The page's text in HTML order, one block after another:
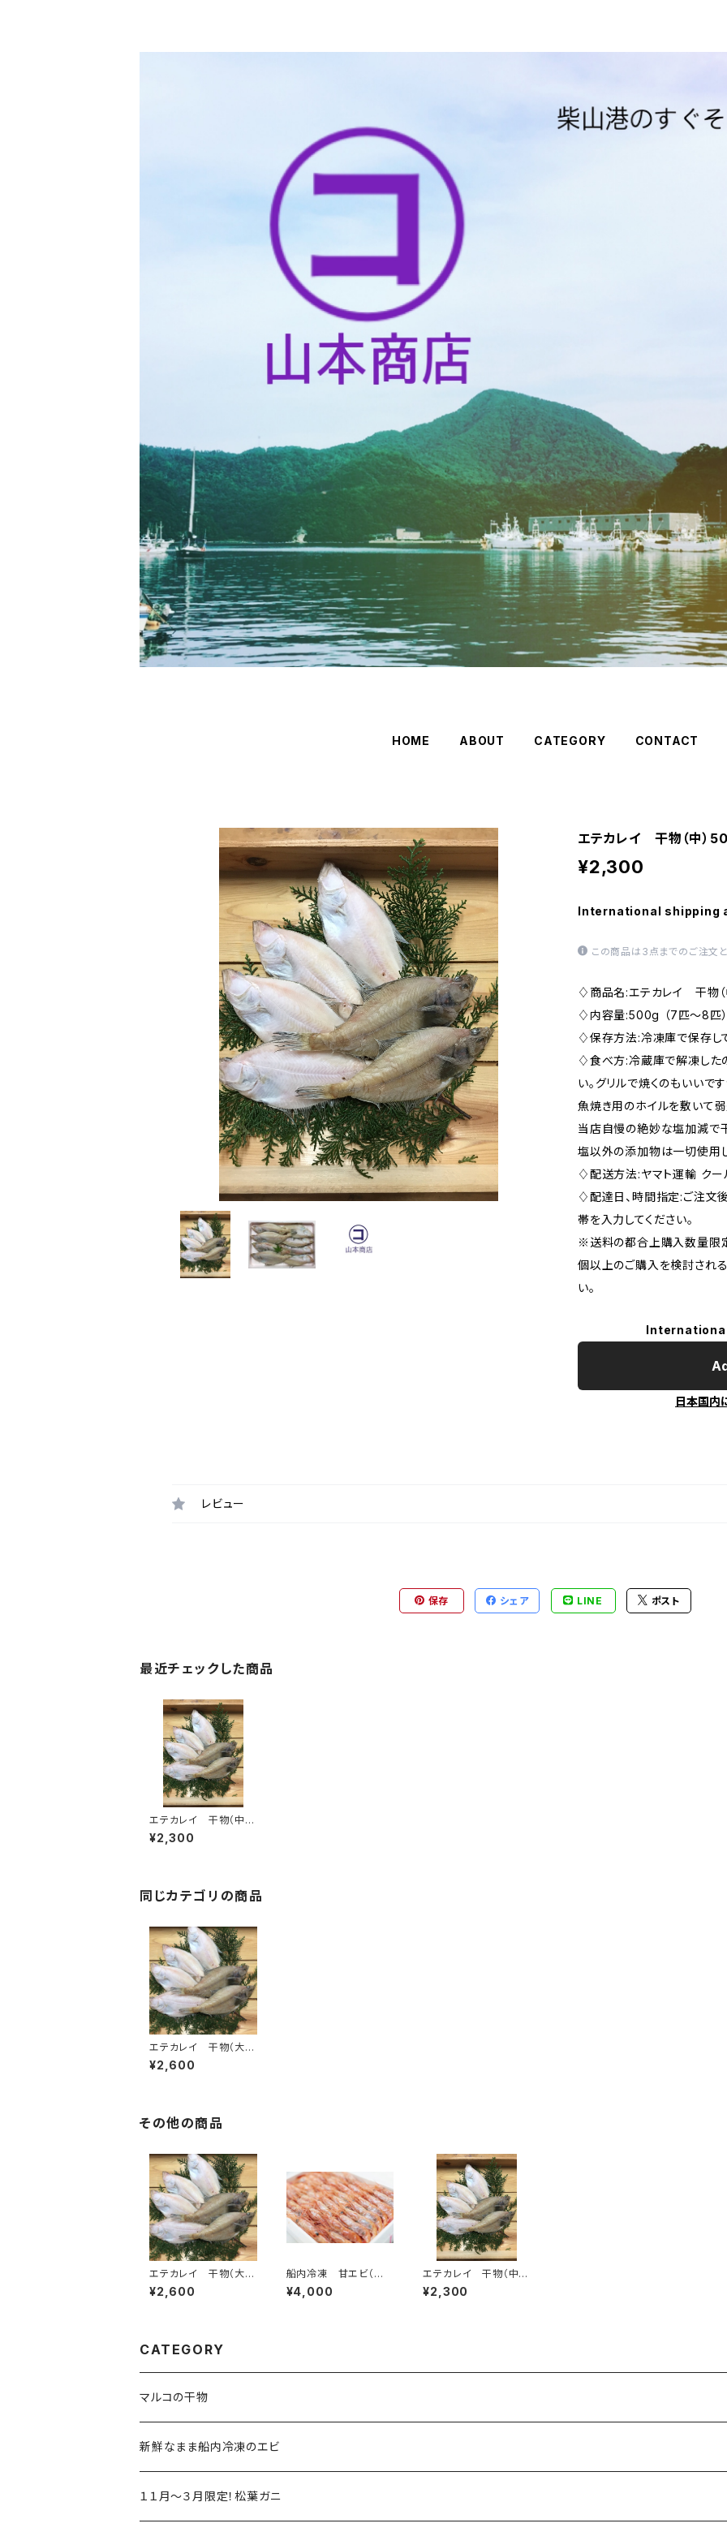
HOME ABOUT CATEGORY CONTACT
エテカレイ 干物（中）
¥2,300
International shipping
この商品は3点までのご注文
♢商品名:エテカレイ 干物（
♢内容量:500g （7匹〜8匹
♢保存方法:冷凍庫で保存し
♢食べ方:冷蔵庫で解凍した
い。グリルで焼くのもいいで
魚焼き用のホイルを敷いて弱
当店自慢の絶妙な塩加減で
塩以外の添加物は一切使用
♢配送方法:ヤマト運輸 クー
♢配達日、時間指定:ご注文
帯を入力してください。
※送料の都合上購入数量限
個以上のご購入を検討され
い。
日本国内
レビュー
保存 シェア LINE ポスト
最近チェックした商品
エテカレイ 干物（中）5
00g入り（送料別）
¥2,300
同じカテゴリの商品
エテカレイ 干物（大）
¥2,600
その他の商品
エテカレイ 干物（大）
¥2,600
船内冷凍 甘エビ（中）
約40匹 送料別
¥4,000
エテカレイ 干物（中）5
00g入り（送料別）
¥2,300
CATEGORY
マルコの干物
新鮮なまま船内冷凍のエビ
１１月～３月限定！松葉ガニ